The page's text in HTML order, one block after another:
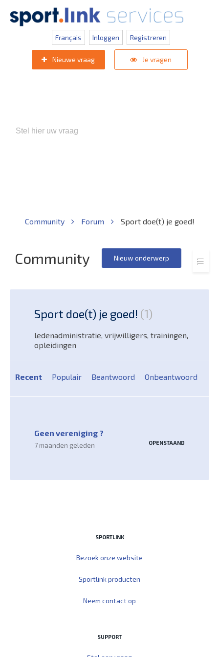
Français Inloggen Registreren
Nieuwe vraag Je vragen
Community Forum Sport doe(t) je goed!
Community Nieuw onderwerp
Sport doe(t) je goed! 1
ledenadministratie, vrijwilligers, trainingen,
opleidingen
Recent Populair Beantwoord Onbeantwoord
Geen vereniging ?
OPENSTAAND
7 maanden geleden
SPORTLINK
Bezoek onze website
Sportlink producten
Neem contact op
SUPPORT